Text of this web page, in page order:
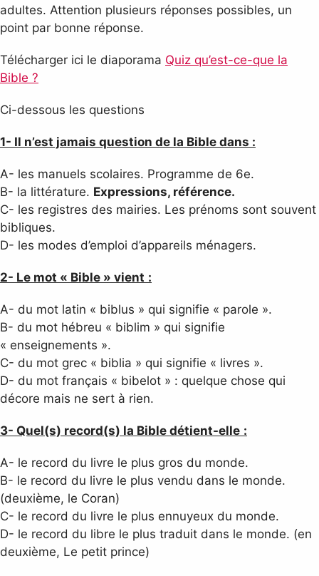
adultes. Attention plusieurs réponses possibles, un
point par bonne réponse.
Télécharger ici le diaporama Quiz qu’est-ce-que la
Bible ?
Ci-dessous les questions
1- Il n’est jamais question de la Bible dans :
A- les manuels scolaires. Programme de 6e.
B- la littérature. Expressions, référence.
C- les registres des mairies. Les prénoms sont souvent
bibliques.
D- les modes d’emploi d’appareils ménagers.
2- Le mot « Bible » vient :
A- du mot latin « biblus » qui signifie « parole ».
B- du mot hébreu « biblim » qui signifie
« enseignements ».
C- du mot grec « biblia » qui signifie « livres ».
D- du mot français « bibelot » : quelque chose qui
décore mais ne sert à rien.
3- Quel(s) record(s) la Bible détient-elle :
A- le record du livre le plus gros du monde.
B- le record du livre le plus vendu dans le monde.
(deuxième, le Coran)
C- le record du livre le plus ennuyeux du monde.
D- le record du libre le plus traduit dans le monde. (en
deuxième, Le petit prince)